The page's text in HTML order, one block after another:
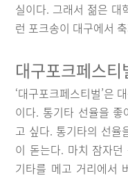
실이다. 그래서 젊은 대
런 포크송이 대구에서
대구포크페스
‘대구포크페스티벌’은
이다. 통기타 선율을
고 싶다. 통기타의 선율
이 돋는다. 마치 잠자
기타를 메고 거리에서